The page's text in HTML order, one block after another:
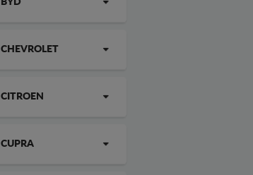
BYD
CHEVROLET
CITROEN
CUPRA